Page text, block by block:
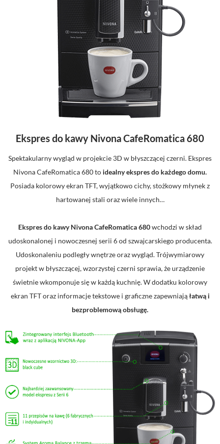
Ekspres do kawy Nivona CafeRomatica 680
Spektakularny wygląd w projekcie 3D w błyszczącej czerni. Ekspres
Nivona CafeRomatica 680 to idealny ekspres do każdego domu.
Posiada kolorowy ekran TFT, wyjątkowo cichy, stożkowy młynek z
hartowanej stali oraz wiele innych…
Ekspres do kawy Nivona CafeRomatica 680wchodzi w skład
udoskonalonej i nowoczesnej serii 6 od szwajcarskiego producenta.
Udoskonaleniu podległy wnętrze oraz wygląd. Trójwymiarowy
projekt w błyszczącej, wzorzystej czerni sprawia, że urządzenie
świetnie wkomponuje się w każdą kuchnię. W dodatku kolorowy
ekran TFT oraz informacje tekstowe i graficzne zapewniająłatwą i
bezproblemową obsługę.